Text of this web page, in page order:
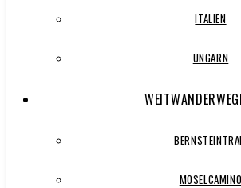
ITALIEN
UNGARN
MOSELCAMINO